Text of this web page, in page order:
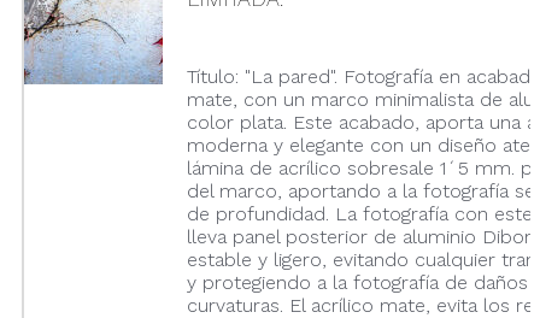
Título: "La pared". Fotografía en
mate, con un marco minimalista de
color plata. Este acabado, aporta una
moderna y elegante con un diseño
lámina de acrílico sobresale 1´5 mm.
del marco, aportando a la fotografía
de profundidad. La fotografía con este
lleva panel posterior de aluminio
estable y ligero, evitando cualquier
y protegiendo a la fotografía de daños
curvaturas. El acrílico mate, evita los